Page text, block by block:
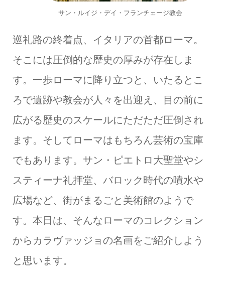
サン・ルイジ・デイ・フランチェージ教会
巡礼路の終着点、イタリアの首都ローマ。
そこには圧倒的な歴史の厚みが存在しま
す。一歩ローマに降り立つと、いたるとこ
ろで遺跡や教会が人々を出迎え、目の前に
広がる歴史のスケールにただただ圧倒され
ます。そしてローマはもちろん芸術の宝庫
でもあります。サン・ピエトロ大聖堂やシ
スティーナ礼拝堂、バロック時代の噴水や
広場など、街がまるごと美術館のようで
す。本日は、そんなローマのコレクション
からカラヴァッジョの名画をご紹介しよう
と思います。